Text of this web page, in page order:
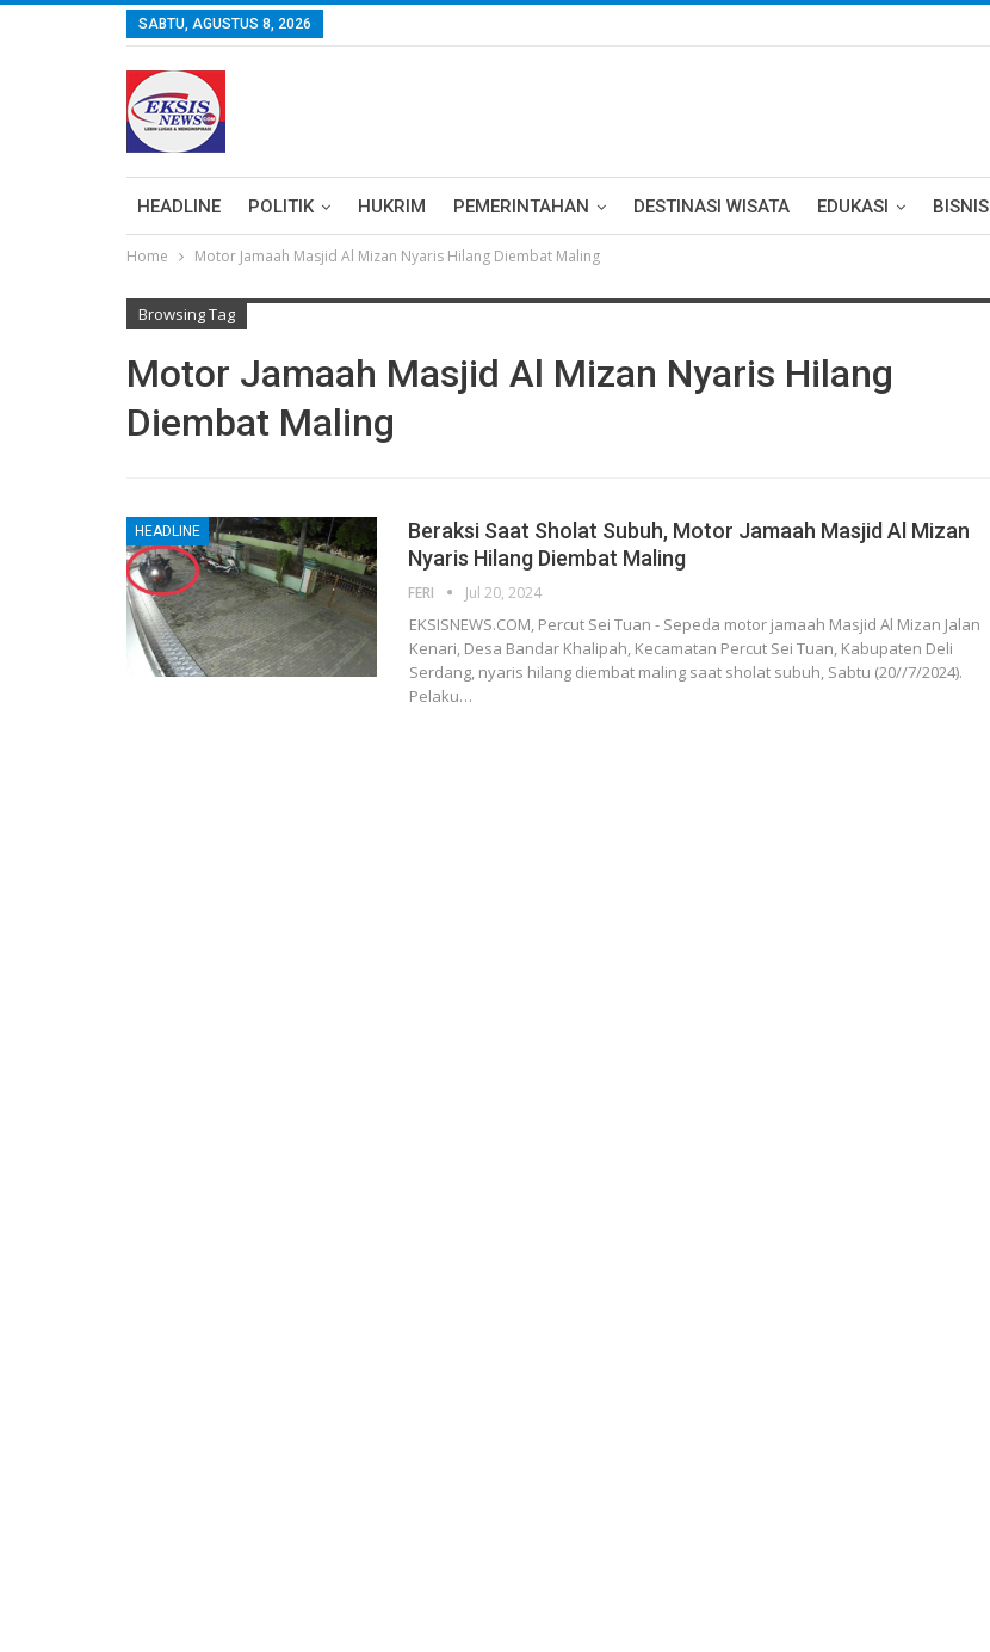
SABTU, AGUSTUS 8, 2026
HEADLINE POLITIK HUKRIM PEMERINTAHAN DESTINASI WISATA EDUKASI BISNIS
Home Motor Jamaah Masjid Al Mizan Nyaris Hilang Diembat Maling
Browsing Tag
Motor Jamaah Masjid Al Mizan Nyaris Hilang
Diembat Maling
HEADLINE
Beraksi Saat Sholat Subuh, Motor Jamaah Masjid Al Mizan
Nyaris Hilang Diembat Maling
FERI Jul 20, 2024
EKSISNEWS.COM, Percut Sei Tuan - Sepeda motor jamaah Masjid Al Mizan Jalan
Kenari, Desa Bandar Khalipah, Kecamatan Percut Sei Tuan, Kabupaten Deli
Serdang, nyaris hilang diembat maling saat sholat subuh, Sabtu (20//7/2024).
Pelaku…